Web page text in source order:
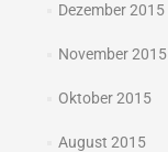
Dezember 2015
November 2015
Oktober 2015
August 2015